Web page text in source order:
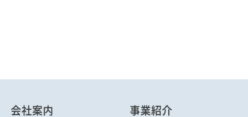
会社案内 事業紹介